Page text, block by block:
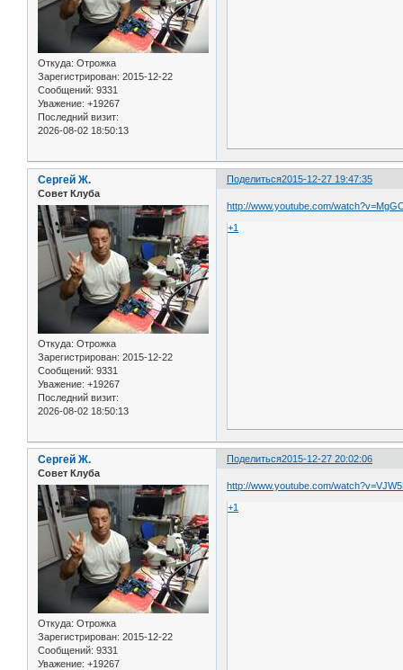
Откуда: Отрожка
Зарегистрирован: 2015-12-22
Сообщений: 9331
Уважение: +19267
Последний визит:
2026-08-02 18:50:13
Поделиться2015-12-27 19:47:35
Сергей Ж.
Совет Клуба
Откуда: Отрожка
Зарегистрирован: 2015-12-22
Сообщений: 9331
Уважение: +19267
Последний визит:
2026-08-02 18:50:13
http://www.youtube.com/
+1
Поделиться2015-12-27 20:02:06
Сергей Ж.
Совет Клуба
Откуда: Отрожка
Зарегистрирован: 2015-12-22
Сообщений: 9331
Уважение: +19267
http://www.youtube.com/
+1